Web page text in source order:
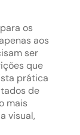
os
aos
ser
que
prática
de
mais
visual,